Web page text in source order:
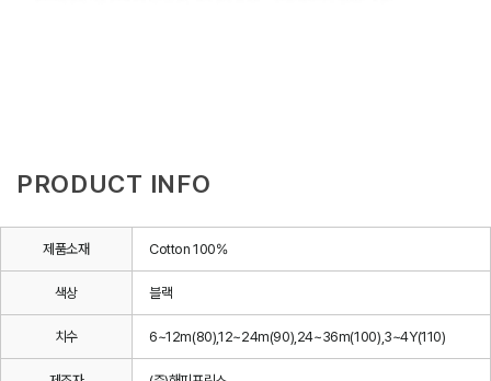
PRODUCT INFO
제품소재 Cotton 100%
색상 블랙
치수 6~12m(80),12~24m(90),24~36m(100),3~4Y(110)